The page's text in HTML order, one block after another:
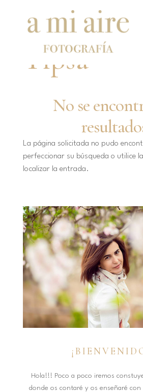
Tipsa
No se
La página solicitada no pudo
perfeccionar su búsqueda o utilice
localizar la entrada.
Hola!!! Poco a poco iremos
donde os contaré y os enseñaré con